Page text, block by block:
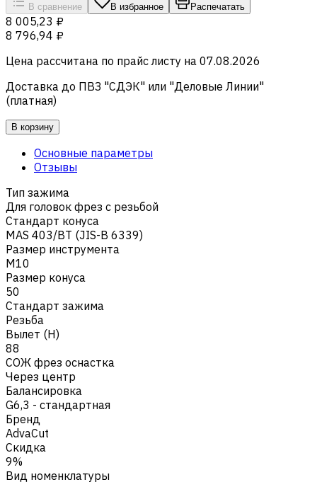
В сравнение В избранное Распечатать
8 005,23 ₽
8 796,94 ₽
Цена рассчитана по прайс листу на 07.08.2026
Доставка до ПВЗ "СДЭК" или "Деловые Линии"
(платная)
В корзину
Основные параметры
Отзывы
Тип зажима
Для головок фрез с резьбой
Стандарт конуса
MAS 403/BT (JIS-B 6339)
Размер инструмента
M10
Размер конуса
50
Стандарт зажима
Резьба
Вылет (H)
88
СОЖ фрез оснастка
Через центр
Балансировка
G6,3 - стандартная
Бренд
AdvaCut
Скидка
9%
Вид номенклатуры